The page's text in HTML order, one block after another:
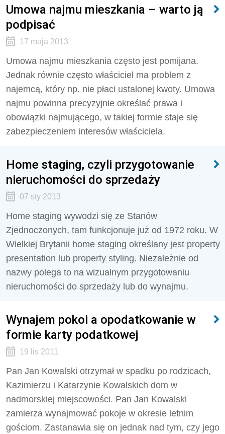
Umowa najmu mieszkania – warto ją
podpisać
17 maja 2013
Umowa najmu mieszkania często jest pomijana.
Jednak równie często właściciel ma problem z
najemcą, który np. nie płaci ustalonej kwoty. Umowa
najmu powinna precyzyjnie określać prawa i
obowiązki najmującego, w takiej formie staje się
zabezpieczeniem interesów właściciela.
Home staging, czyli przygotowanie
nieruchomości do sprzedaży
07 sty 2013
Home staging wywodzi się ze Stanów
Zjednoczonych, tam funkcjonuje już od 1972 roku. W
Wielkiej Brytanii home staging określany jest property
presentation lub property styling. Niezależnie od
nazwy polega to na wizualnym przygotowaniu
nieruchomości do sprzedaży lub do wynajmu.
Wynajem pokoi a opodatkowanie w
formie karty podatkowej
19 lis 2011
Pan Jan Kowalski otrzymał w spadku po rodzicach,
Kazimierzu i Katarzynie Kowalskich dom w
nadmorskiej miejscowości. Pan Jan Kowalski
zamierza wynajmować pokoje w okresie letnim
gościom. Zastanawia się on jednak nad tym, czy jego